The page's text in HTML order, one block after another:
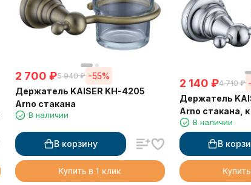
2 700 ₽5 940 ₽ -55%
Держатель KAISER KH-4205
Arno стакана
В наличии
В корзину
Купить в 1 клик
2 140 ₽4 710 ₽
Держатель
Arno стакана,
В наличии
В